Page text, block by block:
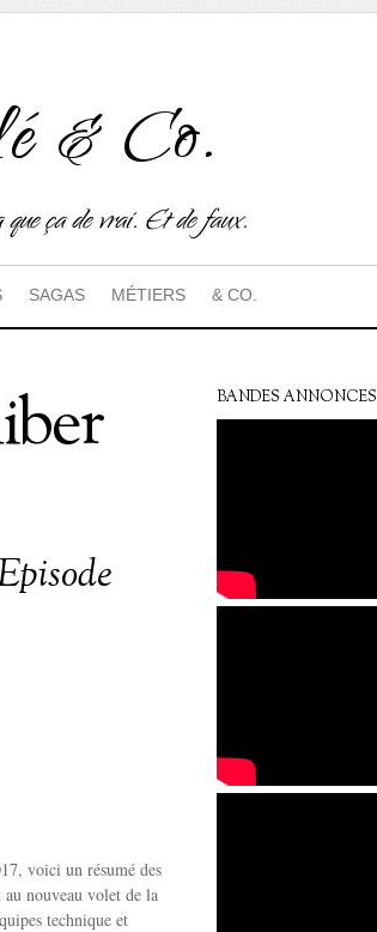
& Co.
ça de vrai. Et de faux.
SAGAS MÉTIERS & CO.
voici un résumé des
nouveau volet de la
technique et
BANDES ANNONCES